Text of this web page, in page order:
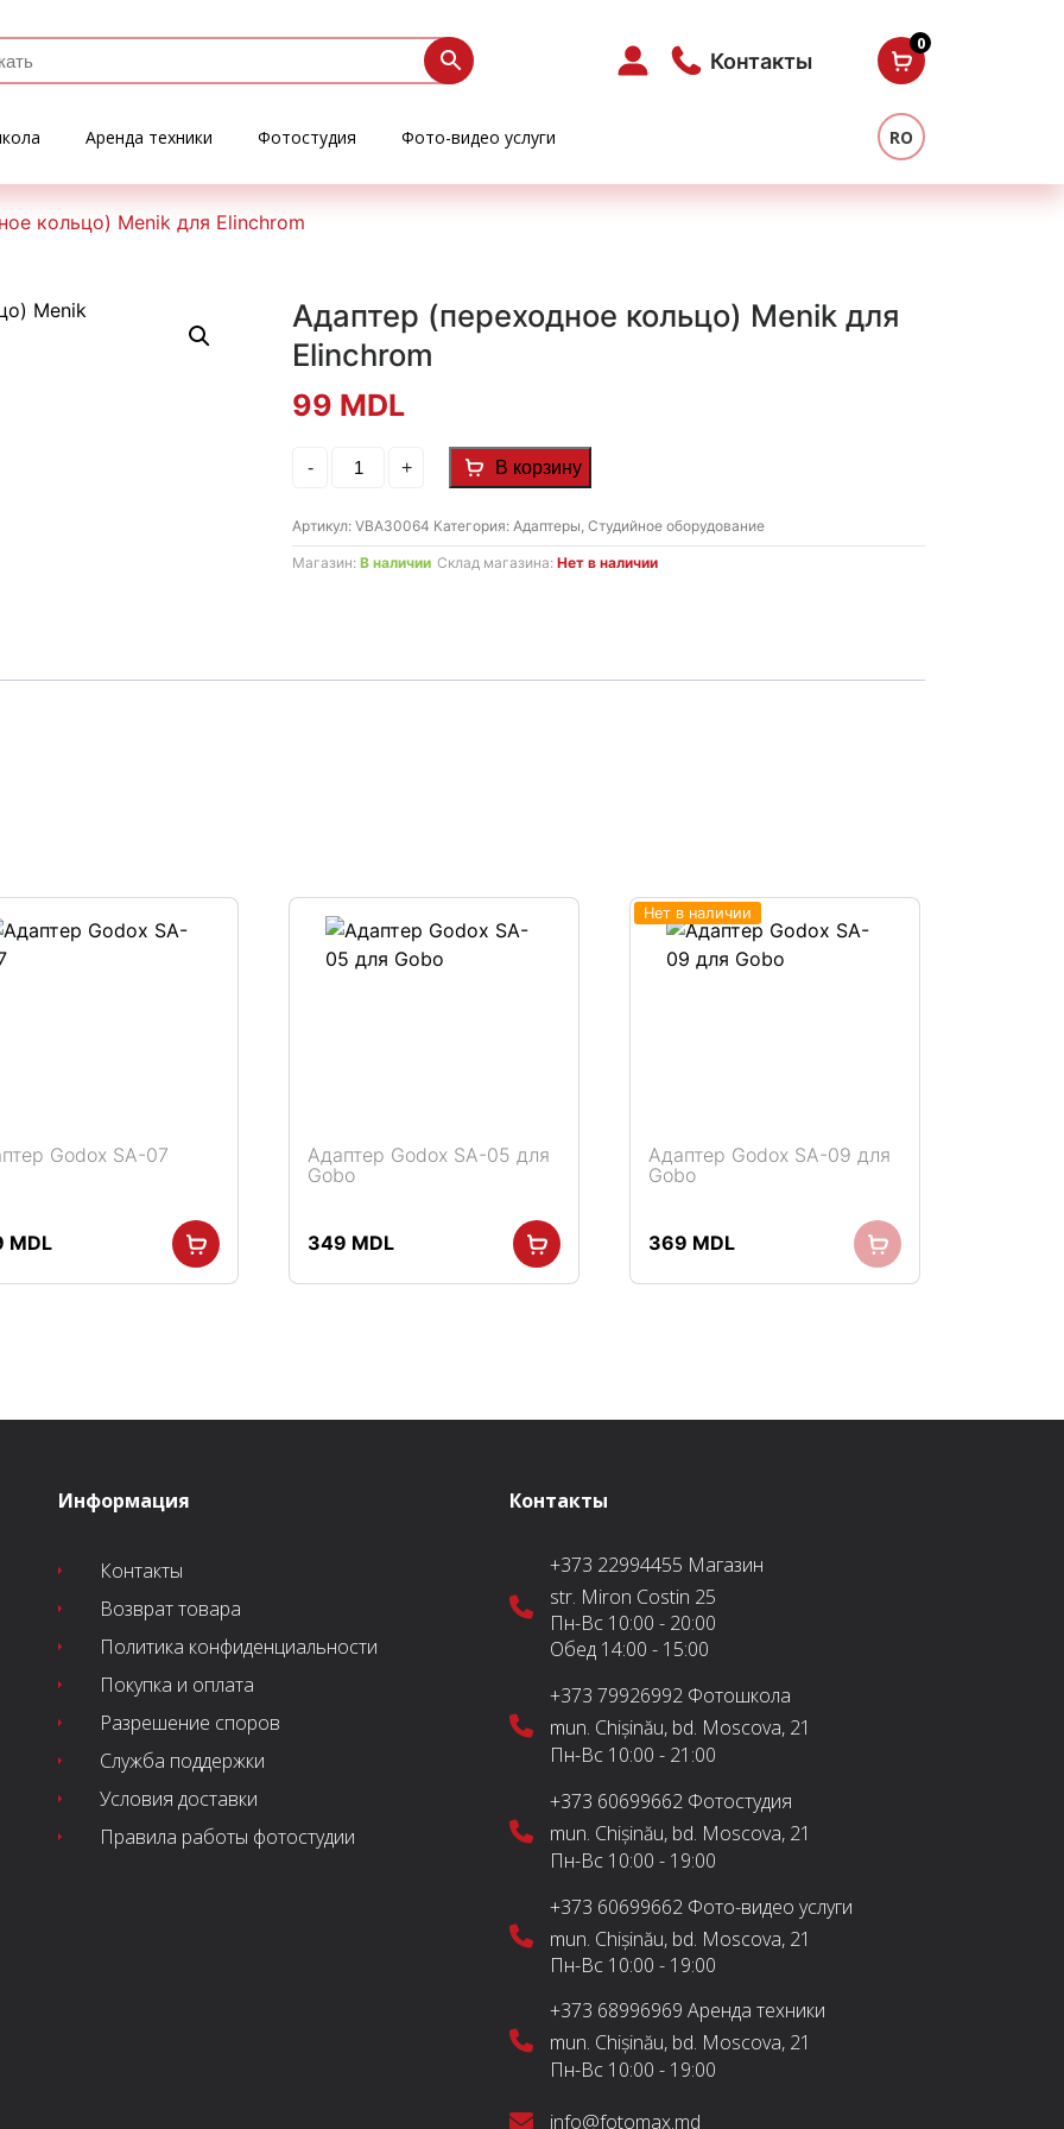
Контакты
0
Аренда техники Фотостудия Фото-видео услуги RO
кольцо) Menik для Elinchrom
Адаптер (переходное кольцо) Menik для
Elinchrom
99 MDL
-
Количество
товара
кольцо)
Menik
для
+ В корзину
Артикул:VBA30064 Категория:Адаптеры,Студийное оборудование
Магазин:В наличии Склад магазина:Нет в наличии
Godox SA-07
MDL
Адаптер Godox SA-05 для
Gobo
349 MDL
Нет в наличии
Адаптер Godox SA-09 для
Gobo
369 MDL
Информация
Контакты
Возврат товара
Политика конфиденциальности
Покупка и оплата
Разрешение споров
Служба поддержки
Условия доставки
Правила работы фотостудии
Контакты
+373 22994455 Магазин
str. Miron Costin 25
Пн-Вс 10:00 - 20:00
Обед 14:00 - 15:00
+373 79926992 Фотошкола
mun. Chișinău, bd. Moscova, 21
Пн-Вс 10:00 - 21:00
+373 60699662 Фотостудия
mun. Chișinău, bd. Moscova, 21
Пн-Вс 10:00 - 19:00
+373 60699662 Фото-видео услуги
mun. Chișinău, bd. Moscova, 21
Пн-Вс 10:00 - 19:00
+373 68996969 Аренда техники
mun. Chișinău, bd. Moscova, 21
Пн-Вс 10:00 - 19:00
info@fotomax.md